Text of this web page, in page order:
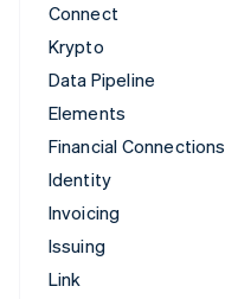
Connect
Krypto
Data Pipeline
Elements
Financial Connections
Identity
Invoicing
Issuing
Link